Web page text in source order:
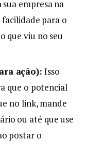
sua empresa na
para o
que viu no seu
ação): Isso
que o potencial
no link, mande
ou até que use
postar o